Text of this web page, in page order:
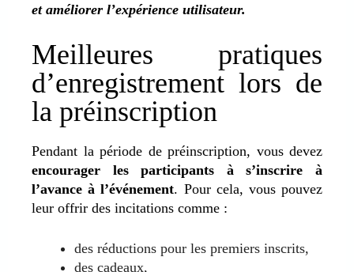
et améliorer l’expérience utilisateur.
Meilleures pratiques
d’enregistrement lors de
la préinscription
Pendant la période de préinscription, vous devez
encourager les participants à s’inscrire à
l’avance à l’événement. Pour cela, vous pouvez
leur offrir des incitations comme :
des réductions pour les premiers inscrits,
des cadeaux,